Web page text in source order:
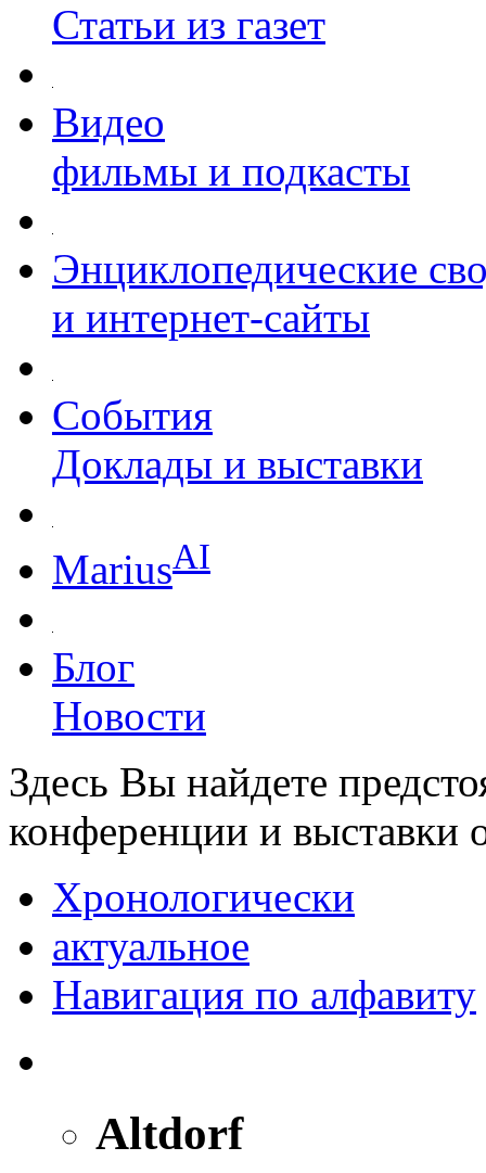
Статьи из газет
Видео
фильмы и подкасты
Энциклопедические
и интернет-сайты
События
Доклады и выставки
MariusAI
Блог
Новости
Здесь Вы найдете
конференции и
Хронологически
актуальное
Навигация по алфавиту
Altdorf